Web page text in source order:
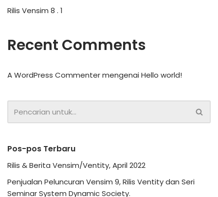
Rilis Vensim 8 . 1
Recent Comments
A WordPress CommentermengenaiHello world!
Pos-pos Terbaru
Rilis & Berita Vensim/Ventity, April 2022
Penjualan Peluncuran Vensim 9, Rilis Ventity dan Seri
Seminar System Dynamic Society.